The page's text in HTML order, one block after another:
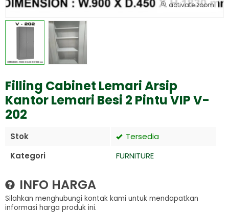
activate zoom
Filling Cabinet Lemari Arsip
Kantor Lemari Besi 2 Pintu VIP V-
202
Stok
Tersedia
Kategori
FURNITURE
INFO HARGA
Silahkan menghubungi kontak kami untuk mendapatkan
informasi harga produk ini.